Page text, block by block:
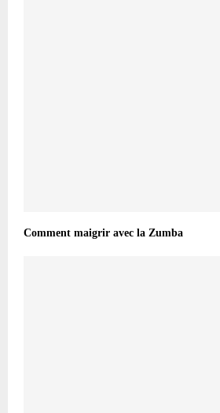
Comment maigrir avec la Zumba